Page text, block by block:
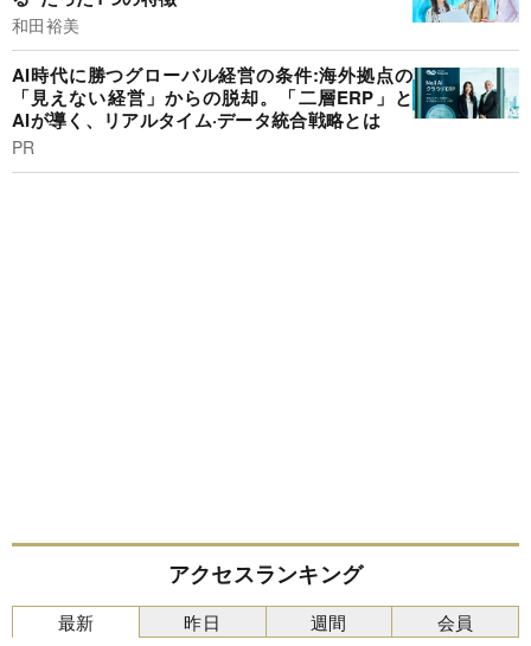
和田裕美
AI時代に勝つグローバル経営の条件:海外拠点の
「見えない経営」からの脱却。「二層ERP」と
AIが導く、リアルタイム·データ統合戦略とは
PR
アクセスランキング
最新 昨日 週間 会員